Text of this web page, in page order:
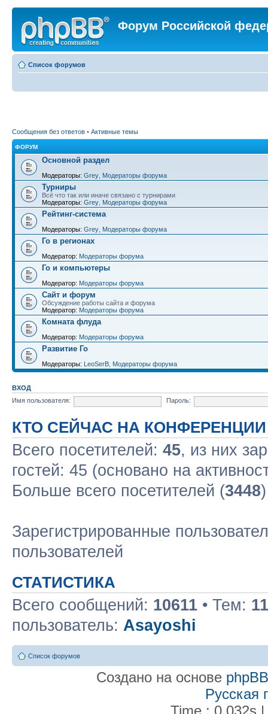
Форум Российской
Список форумов
Сообщения без ответов • Активные темы
ФОРУМ
Основной раздел
Модераторы: Grey Модераторы форума
Турниры
Всё что так или иначе связано с турнирами
Модераторы: Grey Модераторы форума
Рейтинг-система
Модераторы: Grey Модераторы форума
Го в регионах
Модератор: Модераторы форума
Го и компьютеры
Модератор: Модераторы форума
Сайт и форум
Обсуждение работы сайта и форума
Модератор: Модераторы форума
Комната флуда
Модератор: Модераторы форума
Развитие Го
Модераторы: LeoSerB Модераторы форума
ВХОД
Имя пользователя:
Пароль:
КТО СЕЙЧАС НА КОНФЕРЕНЦИИ
Всего посетителей: 45, из них
гостей: 45 (основано на
Больше всего посетителей (3448
Зарегистрированные
пользователей
СТАТИСТИКА
Всего сообщений: 10611 • Тем:
пользователь: Asayoshi
Список форумов
Создано на основе phpBB
Русская
Time : 0.032s